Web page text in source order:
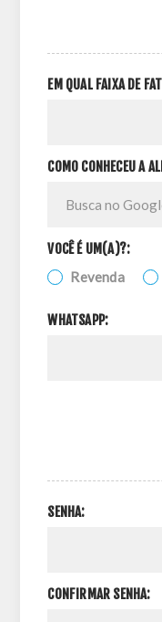
EM QUAL FAIXA DE
COMO CONHECEU A
VOCÊ É UM(A)?:
Revenda
WHATSAPP:
SENHA:
CONFIRMAR SENHA: